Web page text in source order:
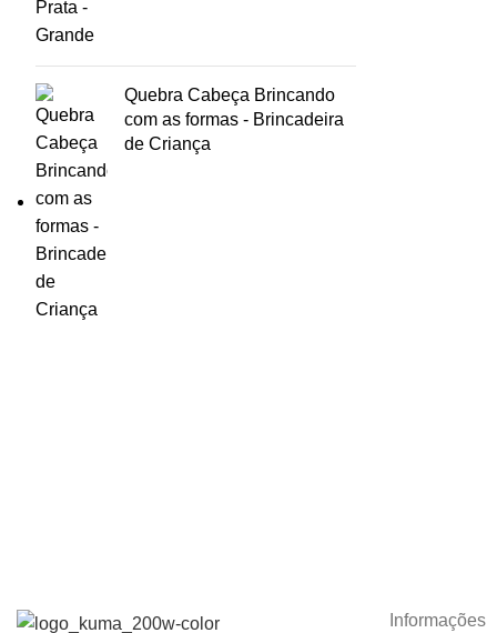
Quebra Cabeça Brincando
com as formas - Brincadeira
de Criança
Informações